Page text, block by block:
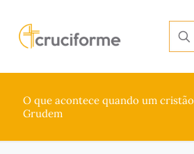
O que acontece quando um
Grudem